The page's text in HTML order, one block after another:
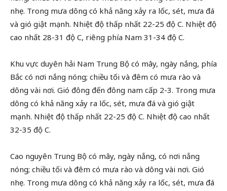
nhẹ. Trong mưa dông có khả năng xảy ra lốc, sét, mưa đá
và gió giật mạnh. Nhiệt độ thấp nhất 22-25 độ C. Nhiệt độ
cao nhất 28-31 độ C, riêng phía Nam 31-34 độ C.
Khu vực duyên hải Nam Trung Bộ có mây, ngày nắng, phía
Bắc có nơi nắng nóng; chiều tối và đêm có mưa rào và
dông vài nơi. Gió đông đến đông nam cấp 2-3. Trong mưa
dông có khả năng xảy ra lốc, sét, mưa đá và gió giật
mạnh. Nhiệt độ thấp nhất 22-25 độ C. Nhiệt độ cao nhất
32-35 độ C.
Cao nguyên Trung Bộ có mây, ngày nắng, có nơi nắng
nóng; chiều tối và đêm có mưa rào và dông vài nơi. Gió
nhẹ. Trong mưa dông có khả năng xảy ra lốc, sét, mưa đá